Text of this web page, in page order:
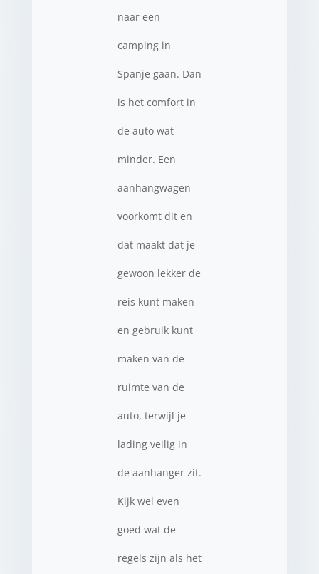
naar een
camping in
Spanje gaan. Dan
is het comfort in
de auto wat
minder. Een
aanhangwagen
voorkomt dit en
dat maakt dat je
gewoon lekker de
reis kunt maken
en gebruik kunt
maken van de
ruimte van de
auto, terwijl je
lading veilig in
de aanhanger zit.
Kijk wel even
goed wat de
regels zijn als het